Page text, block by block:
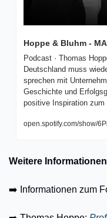
Hoppe & Bluhm -
Podcast · Thomas
Deutschland muss
sprechen mit
Geschichte und
positive Inspiration zum
open.spotify.com/show/
Weitere
➡️ Informationen zum